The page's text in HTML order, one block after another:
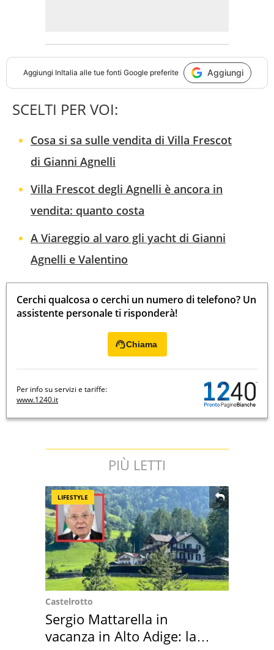
Aggiungi InItalia alle tue fonti Google preferite Aggiungi
SCELTI PER VOI:
Cosa si sa sulle vendita di Villa Frescot
di Gianni Agnelli
Villa Frescot degli Agnelli è ancora in
vendita: quanto costa
A Viareggio al varo gli yacht di Gianni
Agnelli e Valentino
Cerchi qualcosa o cerchi un numero di telefono? Un
assistente personale ti risponderà!
Chiama
Per info su servizi e tariffe:
www.1240.it
PIÙ LETTI
LIFESTYLE
Castelrotto
Sergio Mattarella in
vacanza in Alto Adige: la